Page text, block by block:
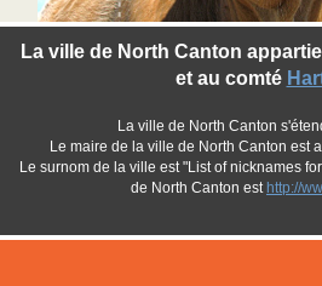
La ville de North Canton
et au comté
La ville de North Canton
Le maire de la ville de North Canton est
Le surnom de la ville est "List of nicknames
de North Canton est http://